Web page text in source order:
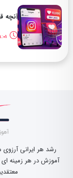
آنچه
رشد هر ایرانی
آموزش در هر زمینه ای